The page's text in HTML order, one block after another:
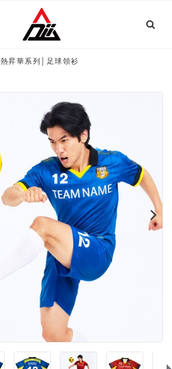
熱昇華系列│足球領衫